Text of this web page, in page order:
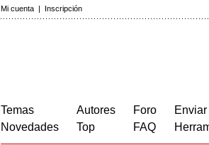
Mi cuenta | Inscripción
Temas
Novedades
Autores
Top
Foro
FAQ